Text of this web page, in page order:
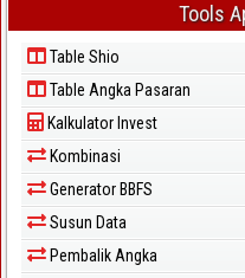
Tools
Table Shio
Table Angka Pasaran
Kalkulator Invest
Kombinasi
Generator BBFS
Susun Data
Pembalik Angka